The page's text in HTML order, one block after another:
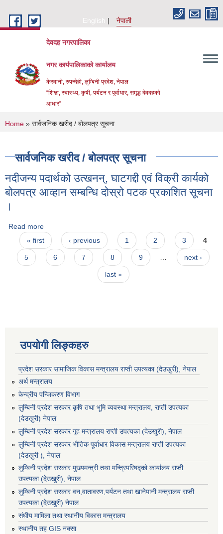
English
नेपाली
देवदह नगरपालिका
नगर कार्यपालिकाको कार्यालय
केरवानी, रुपन्देही, लुम्बिनी प्रदेश, नेपाल
“शिक्षा, स्वास्थ्य, कृषी, पर्यटन र पूर्वाधार, समृद्ध देवदहको
आधार”
You are here
Home » सार्वजनिक खरीद / बोलपत्र सूचना
सार्वजनिक खरीद / बोलपत्र सूचना
नदीजन्य पदार्थको उत्खनन्, घाटगद्दी एवं विक्री कार्यको
बोलपत्र आव्हान सम्बन्धि दोस्रो पटक प्रकाशित सूचना
।
Read more
आव्हान सम्बन्धि दोस्रो पटक प्रकाशित सूचना ।
Pages
« first ‹ previous 1 2 3 4
5 6 7 8 9 … next ›
last »
उपयोगी लिङ्कहरु
प्रदेश सरकार सामाजिक विकास मन्‍‍त्रालय राप्ती उपत्यका (देउखुरी), नेपाल
अर्थ मन्त्रालय
केन्द्रीय पन्जिकरण विभाग
लुम्बिनी प्रदेश सरकार कृषि तथा भूमि व्यवस्था मन्त्रालय, राप्ती उपत्यका
(देउखुरी) नेपाल
लुम्बिनी प्रदेश सरकार गृह मन्त्रालय राप्ती उपत्यका (देउखुरी), नेपाल
लुम्बिनी प्रदेश सरकार भौतिक पूर्वाधार विकास मन्त्रालय राप्ती उपत्यका
(देउखुरी ), नेपाल
लुम्बिनी प्रदेश सरकार मुख्यमन्त्री तथा मन्त्रिपरिषद्को कार्यालय राप्ती
उपत्यका (देउखुरी), नेपाल
लुम्बिनी प्रदेश सरकार वन,वातावरण,पर्यटन तथा खानेपानी मन्त्रालय राप्ती
उपत्यका (देउखुरी) नेपाल
संघीय मामिला तथा स्थानीय विकास मन्त्रालय
स्थानीय तह GIS नक्सा